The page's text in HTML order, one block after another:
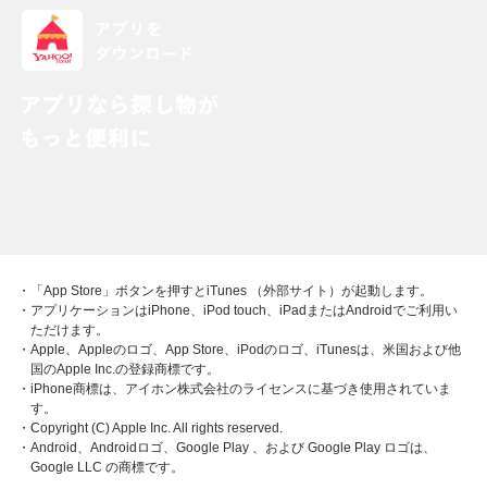
・「App Store」ボタンを押すとiTunes （外部サイト）が起動します。
・アプリケーションはiPhone、iPod touch、iPadまたはAndroidでご利用い
ただけます。
・Apple、Appleのロゴ、App Store、iPodのロゴ、iTunesは、米国および他
国のApple Inc.の登録商標です。
・iPhone商標は、アイホン株式会社のライセンスに基づき使用されていま
す。
・Copyright (C) Apple Inc. All rights reserved.
・Android、Androidロゴ、Google Play 、および Google Play ロゴは、
Google LLC の商標です。